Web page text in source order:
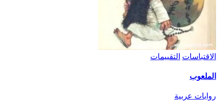
الاقتباسات التقييمات
الملعوب
روايات عربية